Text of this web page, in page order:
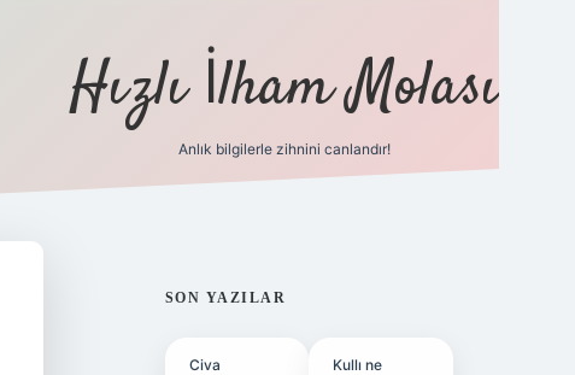
Hızlı İlham Molası
Anlık bilgilerle zihnini canlandır!
SIDEBAR
SON YAZILAR
Civa
Kullı ne